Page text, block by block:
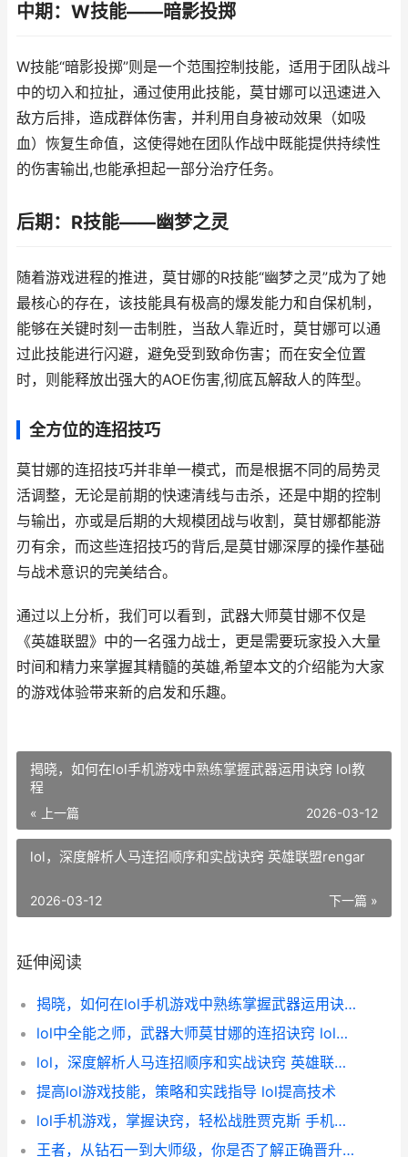
中期：W技能——暗影投掷
W技能“暗影投掷”则是一个范围控制技能，适用于团队战斗
中的切入和拉扯，通过使用此技能，莫甘娜可以迅速进入
敌方后排，造成群体伤害，并利用自身被动效果（如吸
血）恢复生命值，这使得她在团队作战中既能提供持续性
的伤害输出,也能承担起一部分治疗任务。
后期：R技能——幽梦之灵
随着游戏进程的推进，莫甘娜的R技能“幽梦之灵”成为了她
最核心的存在，该技能具有极高的爆发能力和自保机制，
能够在关键时刻一击制胜，当敌人靠近时，莫甘娜可以通
过此技能进行闪避，避免受到致命伤害；而在安全位置
时，则能释放出强大的AOE伤害,彻底瓦解敌人的阵型。
全方位的连招技巧
莫甘娜的连招技巧并非单一模式，而是根据不同的局势灵
活调整，无论是前期的快速清线与击杀，还是中期的控制
与输出，亦或是后期的大规模团战与收割，莫甘娜都能游
刃有余，而这些连招技巧的背后,是莫甘娜深厚的操作基础
与战术意识的完美结合。
通过以上分析，我们可以看到，武器大师莫甘娜不仅是
《英雄联盟》中的一名强力战士，更是需要玩家投入大量
时间和精力来掌握其精髓的英雄,希望本文的介绍能为大家
的游戏体验带来新的启发和乐趣。
揭晓，如何在lol手机游戏中熟练掌握武器运用诀窍 lol教
程
« 上一篇 2026-03-12
lol，深度解析人马连招顺序和实战诀窍 英雄联盟rengar
下一篇 »
2026-03-12
延伸阅读
揭晓，如何在lol手机游戏中熟练掌握武器运用诀窍 lol教程
lol中全能之师，武器大师莫甘娜的连招诀窍 lol全能型英雄
lol，深度解析人马连招顺序和实战诀窍 英雄联盟rengar
提高lol游戏技能，策略和实践指导 lol提高技术
lol手机游戏，掌握诀窍，轻松战胜贾克斯 手机掌上英雄联盟叫什么
王者，从钻石一到大师级，你是否了解正确晋升途径 王者从钻石到荣耀多少钱